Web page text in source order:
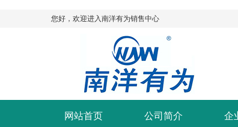
您好，欢迎进入南洋有为销售中心
网站首页 公司简介 企